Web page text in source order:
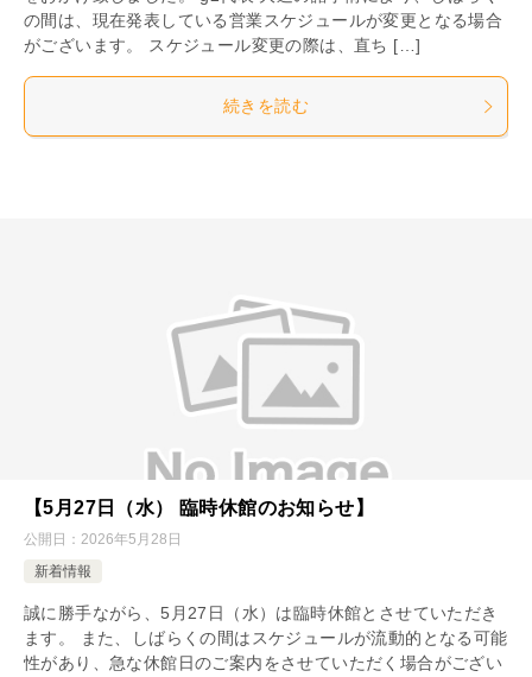
の間は、現在発表している営業スケジュールが変更となる場合
がございます。 スケジュール変更の際は、直ち […]
続きを読む
【5月27日（水） 臨時休館のお知らせ】
公開日： 2026年5月28日
新着情報
誠に勝手ながら、5月27日（水）は臨時休館とさせていただき
ます。 また、しばらくの間はスケジュールが流動的となる可能
性があり、急な休館日のご案内をさせていただく場合がござい